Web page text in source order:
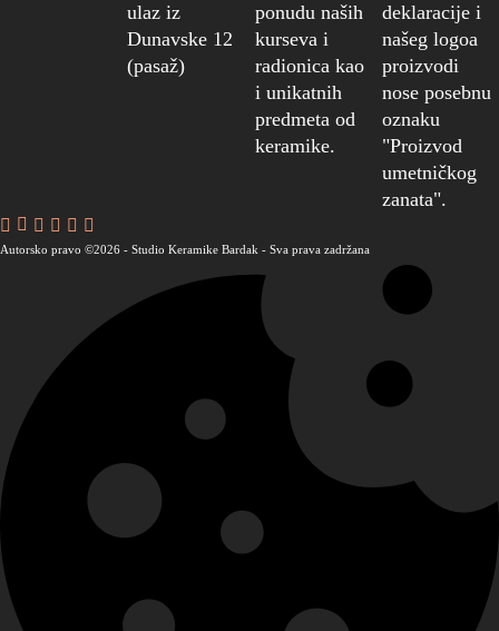
ulaz iz
Dunavske 12
(pasaž)
ponudu naših
kurseva i
radionica kao
i unikatnih
predmeta od
keramike.
deklaracije i
našeg logoa
proizvodi
nose posebnu
oznaku
"Proizvod
umetničkog
zanata".
Autorsko pravo ©2026 - Studio Keramike Bаrdak - Sva prava zadržana